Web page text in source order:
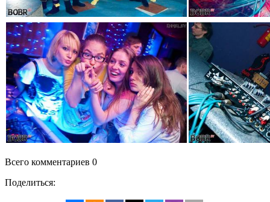
Всего комментариев 0
Поделиться: